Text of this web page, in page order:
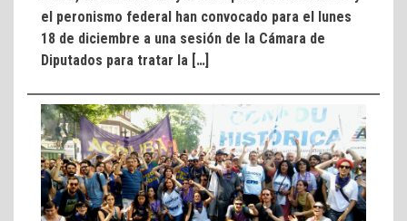
el peronismo federal han convocado para el lunes
18 de diciembre a una sesión de la Cámara de
Diputados para tratar la […]